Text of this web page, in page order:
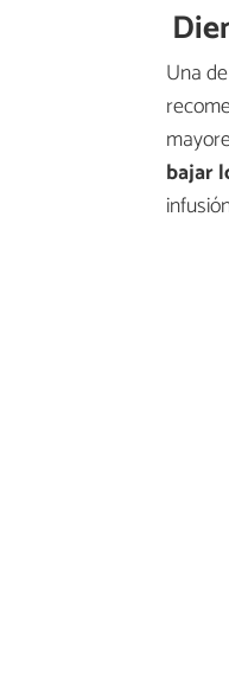
Una
bajar